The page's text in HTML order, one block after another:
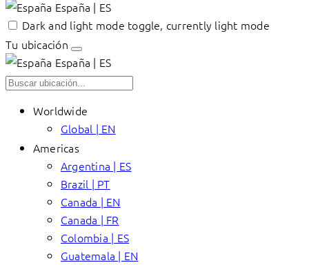
España | ES
Dark and light mode toggle, currently light mode
Tu ubicación
España | ES
Worldwide
Global | EN
Americas
Argentina | ES
Brazil | PT
Canada | EN
Canada | FR
Colombia | ES
Guatemala | EN